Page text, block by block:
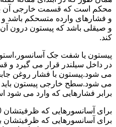
محکم است که قسمت خارجی آن
و فشارهای وارده متسحکم باشد
و صیقلی باشد که پیستون درون
کند.
پیستون یا شفت جک
در داخل سیلندر قرار می گیرد و
می شود.پیستون با فشار روغن
می شود.سطح خارجی پیستون باید
برابر فشارهایی که وارد می شود